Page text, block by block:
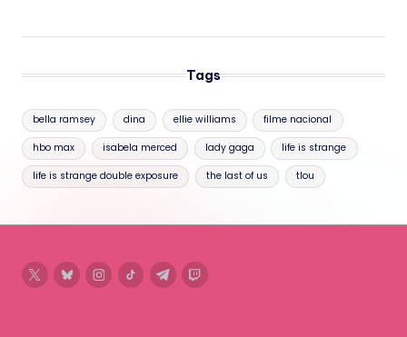
Tags
bella ramsey dina ellie williams filme nacional
hbo max isabela merced lady gaga life is strange
life is strange double exposure the last of us tlou
twitterblueskyinstagram
tiktoktelegram
twitch